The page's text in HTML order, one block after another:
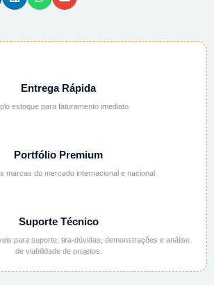
Entrega Rápida
estoque para faturamento imediato
Portfólio Premium
marcas do mercado internacional e nacional
Suporte Técnico
para suporte, tira-dúvidas, demonstrações e análise
de viabilidade de projetos.